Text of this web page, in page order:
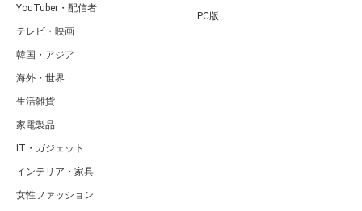
YouTuber・配信者
テレビ・映画
韓国・アジア
海外・世界
生活雑貨
家電製品
IT・ガジェット
インテリア・家具
女性ファッション
PC版